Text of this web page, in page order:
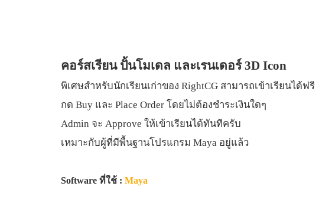
คอร์สเรียน ปั้นโมเดล และเรนเดอร์ 3D Icon
พิเศษสำหรับนักเรียนเก่าของ RightCG สามารถเข้าเรียนได้ฟรี
กด Buy และ Place Order โดยไม่ต้องชำระเงินใดๆ
Admin จะ Approve ให้เข้าเรียนได้ทันทีครับ
เหมาะกับผู้ที่มีพื้นฐานโปรแกรม Maya อยู่แล้ว
Software ที่ใช้ : Maya